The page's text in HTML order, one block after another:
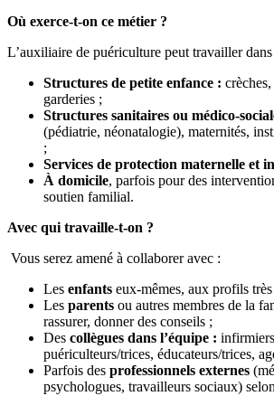
Où exerce-t-on ce métier ?
L’auxiliaire de puériculture peut travailler dans
Structures de petite enfance :
garderies ;
Structures sanitaires ou médico-
(pédiatrie, néonatalogie), maternités,
;
Services de protection maternelle et
À domicile, parfois pour des
soutien familial.
Avec qui travaille-t-on ?
Vous serez amené à collaborer avec :
Les enfants eux-mêmes, aux profils
Les parents ou autres membres de la
rassurer, donner des conseils ;
Des collègues dans l’équipe :
puériculteurs/trices, éducateurs/trices,
Parfois des professionnels externes
psychologues, travailleurs sociaux)